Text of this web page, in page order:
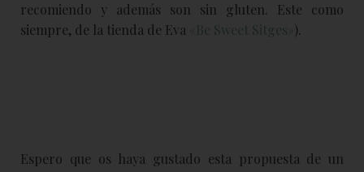
recomiendo y además son sin gluten. Este como
siempre, de la tienda de Eva
«Be Sweet Sitges» ).
Espero que os haya gustado esta propuesta de un